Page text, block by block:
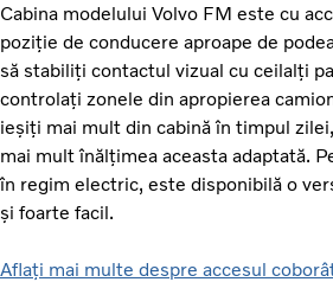
Cabina modelului Volvo FM este cu
poziție de conducere aproape de
să stabiliți contactul vizual cu ceilalți
controlați zonele din apropierea
ieșiți mai mult din cabină în timpul
mai mult înălțimea aceasta adaptată.
în regim electric, este disponibilă o
și foarte facil.
Aflați mai multe despre accesul